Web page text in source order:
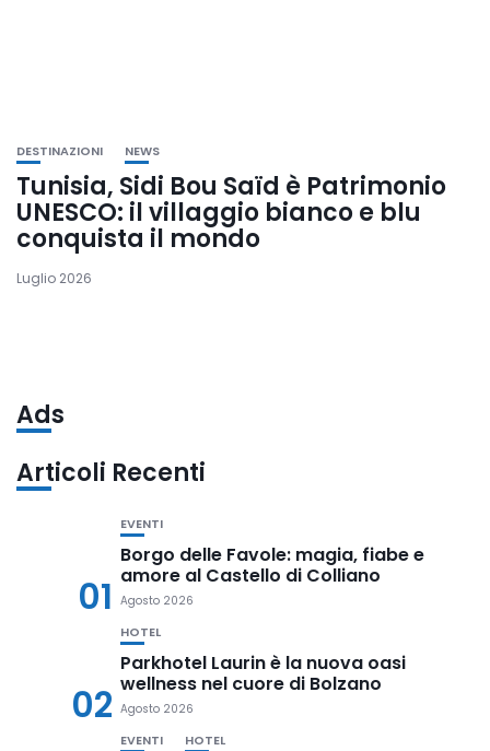
DESTINAZIONI NEWS
Tunisia, Sidi Bou Saïd è Patrimonio
UNESCO: il villaggio bianco e blu
conquista il mondo
Luglio 2026
Ads
Articoli Recenti
01
EVENTI
Borgo delle Favole: magia, fiabe e
amore al Castello di Colliano
Agosto 2026
02
HOTEL
Parkhotel Laurin è la nuova oasi
wellness nel cuore di Bolzano
Agosto 2026
EVENTI HOTEL